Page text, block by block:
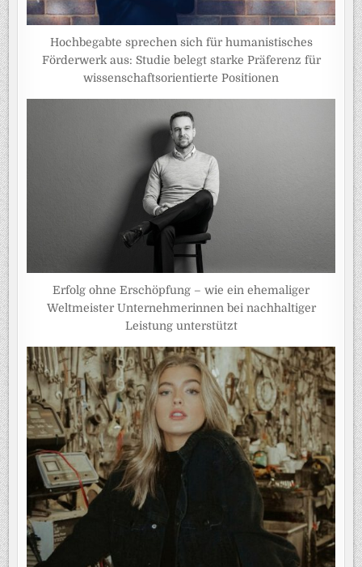
Hochbegabte sprechen sich für humanistisches
Förderwerk aus: Studie belegt starke Präferenz für
wissenschaftsorientierte Positionen
Erfolg ohne Erschöpfung – wie ein ehemaliger
Weltmeister Unternehmerinnen bei nachhaltiger
Leistung unterstützt